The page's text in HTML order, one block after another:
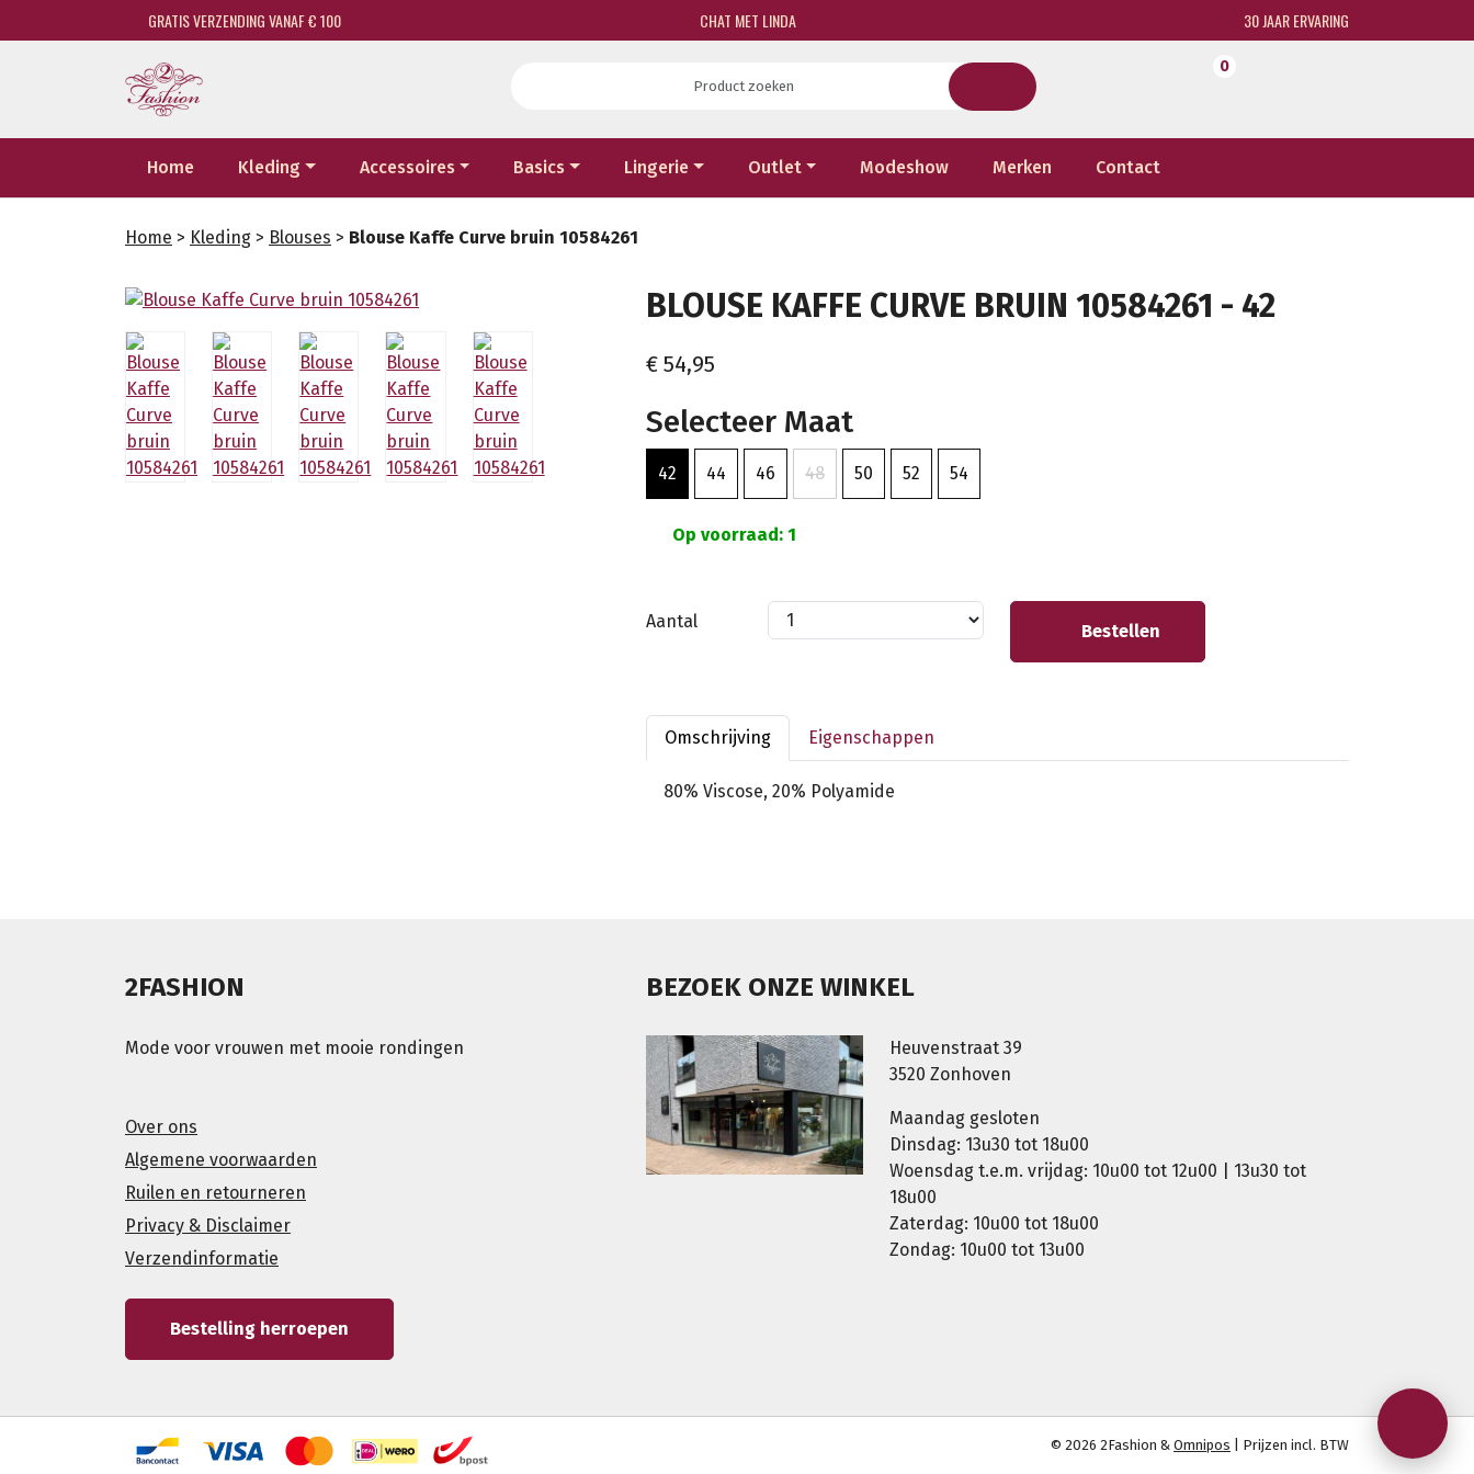
GRATIS VERZENDING VANAF € 100 CHAT MET LINDA 30 JAAR ERVARING
0
Home Kleding Accessoires Basics Lingerie Outlet Modeshow Merken Contact
Home > Kleding > Blouses > Blouse Kaffe Curve bruin 10584261
BLOUSE KAFFE CURVE BRUIN 10584261 - 42
€ 54,95
Selecteer Maat
42 44 46 48 50 52 54
Op voorraad: 1
Aantal Bestellen
Omschrijving Eigenschappen
80% Viscose, 20% Polyamide
2FASHION
Mode voor vrouwen met mooie rondingen
Over ons
Algemene voorwaarden
Ruilen en retourneren
Privacy & Disclaimer
Verzendinformatie
Bestelling herroepen
BEZOEK ONZE WINKEL
Heuvenstraat 39
3520 Zonhoven
Maandag gesloten
Dinsdag: 13u30 tot 18u00
Woensdag t.e.m. vrijdag: 10u00 tot 12u00 | 13u30 tot
18u00
Zaterdag: 10u00 tot 18u00
Zondag: 10u00 tot 13u00
© 2026 2Fashion & Omnipos | Prijzen incl. BTW